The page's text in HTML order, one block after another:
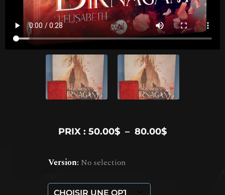
PRIX : 50.00$ – 80.00$
Version: No selection